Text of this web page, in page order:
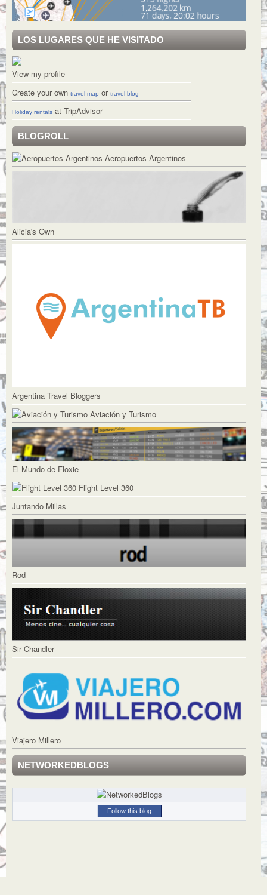
LOS LUGARES QUE HE VISITADO
View my profile
Create your own travel map or travel blog
Holiday rentals at TripAdvisor
BLOGROLL
Aeropuertos Argentinos
Alicia's Own
Argentina Travel Bloggers
Aviación y Turismo
El Mundo de Floxie
Flight Level 360
Juntando Millas
Rod
Sir Chandler
Viajero Millero
NETWORKEDBLOGS
Follow this blog